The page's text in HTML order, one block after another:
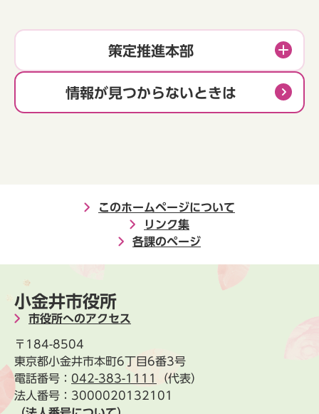
策定推進本部
情報が見つからないときは
このホームページについて
リンク集
各課のページ
小金井市役所
市役所へのアクセス
〒184-8504
東京都小金井市本町6丁目6番3号
電話番号： 042-383-1111
（代表）
法人番号：3000020132101